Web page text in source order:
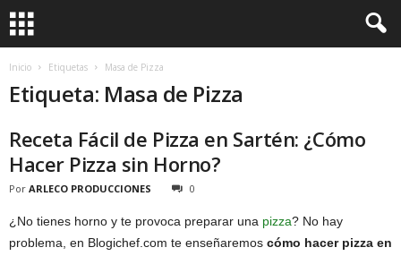
Inicio Etiquetas Masa de Pizza
Etiqueta: Masa de Pizza
Receta Fácil de Pizza en Sartén: ¿Cómo
Hacer Pizza sin Horno?
Por ARLECO PRODUCCIONES 0
¿No tienes horno y te provoca preparar una pizza? No hay
problema, en Blogichef.com te enseñaremos cómo hacer pizza en